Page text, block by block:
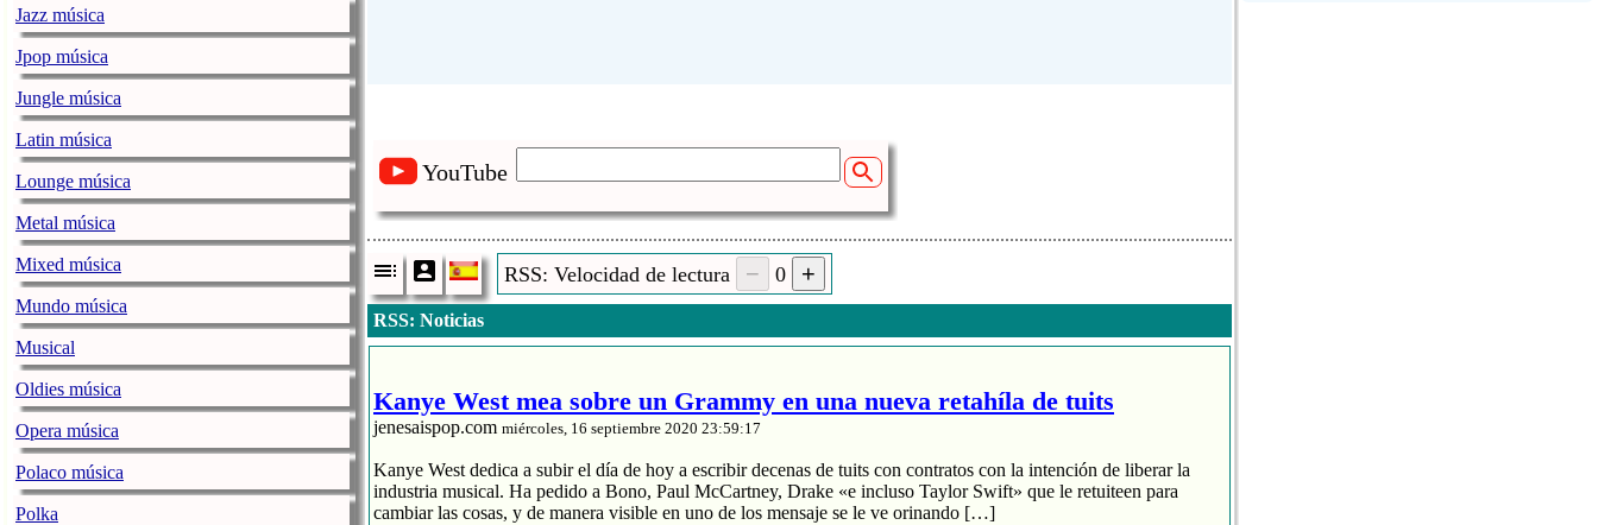
Jazz música
Jpop música
Jungle música
Latin música
Lounge música
Metal música
Mixed música
Mundo música
Musical
Oldies música
Opera música
Polaco música
Polka
YouTube
RSS: Velocidad de lectura 0
RSS: Noticias
Kanye West mea sobre un Grammy en una nueva retahíla de tuits
jenesaispop.com miércoles, 16 septiembre 2020 23:59:17
Kanye West dedica a subir el día de hoy a escribir decenas de tuits con contratos con la intención de liberar la
industria musical. Ha pedido a Bono, Paul McCartney, Drake «e incluso Taylor Swift» que le retuiteen para
cambiar las cosas, y de manera visible en uno de los mensaje se le ve orinando […]